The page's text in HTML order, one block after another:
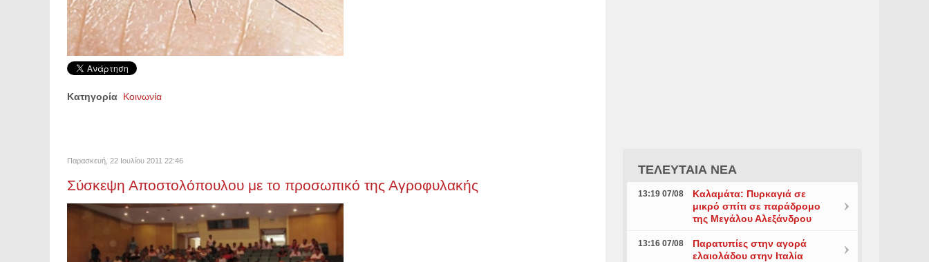
Κατηγορία Κοινωνία
Παρασκευή, 22 Ιουλίου 2011 22:46
Σύσκεψη Αποστολόπουλου με το προσωπικό της Αγροφυλακής
ΤΕΛΕΥΤΑΙΑ ΝΕΑ
13:19 07/08
Καλαμάτα: Πυρκαγιά σε
μικρό σπίτι σε παράδρομο
της Μεγάλου Αλεξάνδρου
13:16 07/08
Παρατυπίες στην αγορά
ελαιολάδου στην Ιταλία